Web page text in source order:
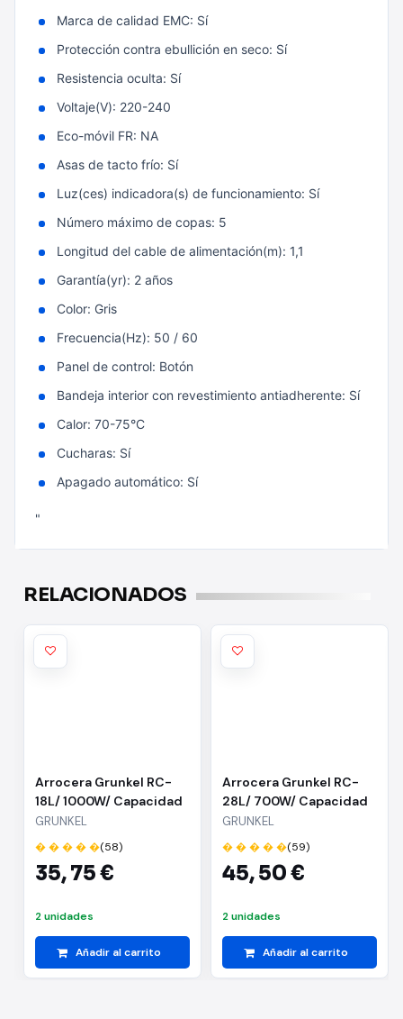
Marca de calidad EMC: Sí
Protección contra ebullición en seco: Sí
Resistencia oculta: Sí
Voltaje(V): 220-240
Eco-móvil FR: NA
Asas de tacto frío: Sí
Luz(ces) indicadora(s) de funcionamiento: Sí
Número máximo de copas: 5
Longitud del cable de alimentación(m): 1,1
Garantía(yr): 2 años
Color: Gris
Frecuencia(Hz): 50 / 60
Panel de control: Botón
Bandeja interior con revestimiento antiadherente: Sí
Calor: 70-75°C
Cucharas: Sí
Apagado automático: Sí
"
RELACIONADOS
Arrocera Grunkel RC-
18L/ 1000W/ Capacidad
1.8L
GRUNKEL
� � � � �(58)
35,75 €
2 unidades
Añadir al carrito
Arrocera Grunkel RC-
28L/ 700W/ Capacidad
2.8L
GRUNKEL
� � � � �(59)
45,50 €
2 unidades
Añadir al carrito